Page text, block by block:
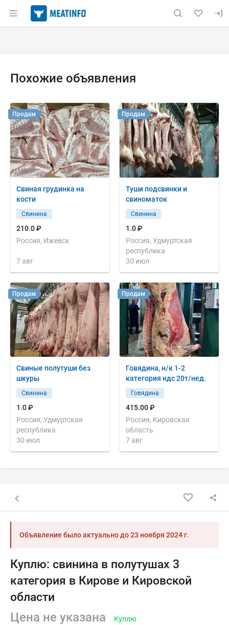
Раздел навигации по сайту meatinfo.ru
Похожие объявления
Свиная грудинка на
кости
Свинина
210.0 ₽
Россия, Ижевск
7 авг
Продам
Туши подсвинки и
свиноматок
Свинина
1.0 ₽
Россия, Удмуртская
республика
30 июл
Продам
Свиные полутуши без
шкуры
Свинина
1.0 ₽
Россия, Удмуртская
республика
30 июл
Продам
Говядина, н/к 1-2
категория ндс 20т/нед.
Говядина
415.00 ₽
Россия, Кировская
область
7 авг
Продам
Назад к списку объявлений
Объявление было актуально до23 ноября 2024 г.
Куплю: свинина в полутушах 3
категория в Кирове и Кировской
области
Цена не указана Куплю